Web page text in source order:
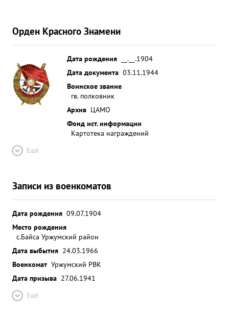
Орден Красного Знамени
Дата рождения
__.__.1904
Дата документа 03.11.1944
Воинское звание
гв. полковник
Архив ЦАМО
Фонд ист. информации
Картотека награждений
Ещё
Записи из военкоматов
Дата рождения 09.07.1904
Место рождения
с.Байса Уржумский район
Дата выбытия 24.03.1966
Военкомат Уржумский РВК
Дата призыва 27.06.1941
Ещё